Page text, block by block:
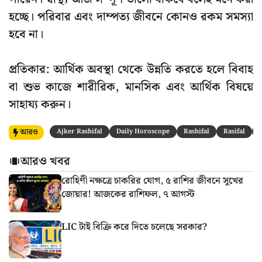
হচ্ছে। পরিবার এবং দাম্পত্য জীবনে কোনও রকম সমস্যা
হবে না।
প্রতিকার: আর্থিক অবস্থা থেকে উন্নতি করতে হলে বিবাহ
বা শুভ কাজে শারীরিক, মানসিক এবং আর্থিক বিষয়ে
সাহায্য করুন।
আরও Ajker Rashifal Daily Horoscope Rashifal Rasifal
আরও খবর
রোহিণী নক্ষত্রে চাকরির যোগ, ৫ রাশির জীবনে সুখের
জোয়ার! আজকের রাশিফল, ৭ আগস্ট
LIC টাই বিক্রি করে দিতে চলেছে সরকার?